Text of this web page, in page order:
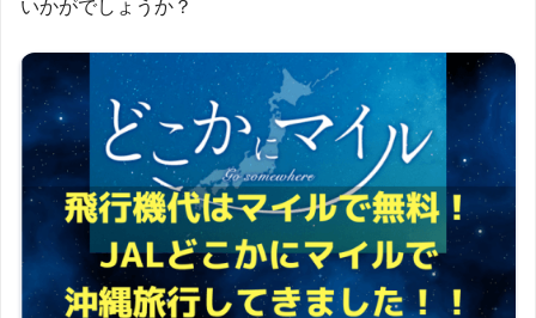
いかがでしょうか？